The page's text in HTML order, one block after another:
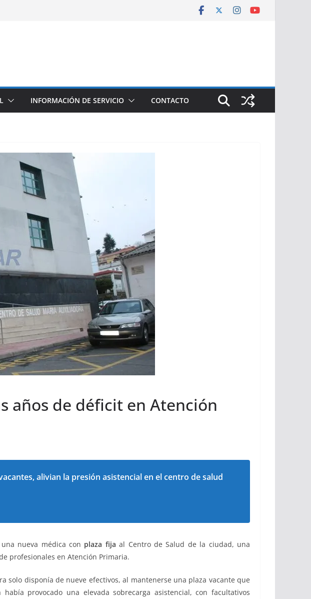
INFORMACIÓN DE SERVICIO CONTACTO
años de déficit en Atención
alivian la presión asistencial en el centro de salud
nueva médica con plaza fija al Centro de Salud de la ciudad, una
profesionales en Atención Primaria.
solo disponía de nueve efectivos, al mantenerse una plaza vacante que
provocado una elevada sobrecarga asistencial, con facultativos